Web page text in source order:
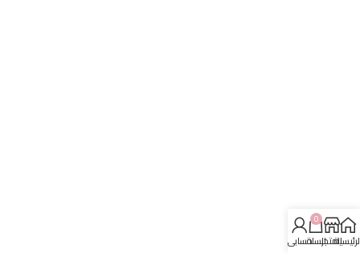
المتجر
0
السلةحسابي